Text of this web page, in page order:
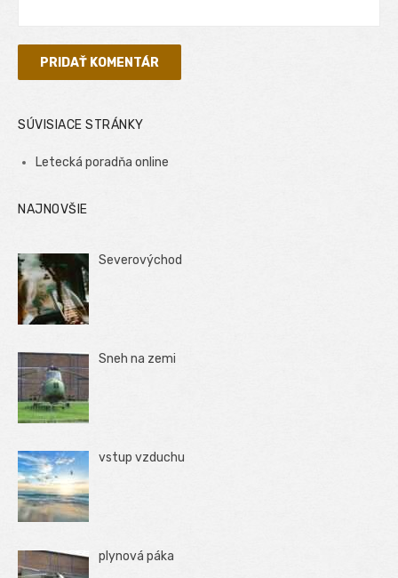
SÚVISIACE STRÁNKY
Letecká poradňa online
NAJNOVŠIE
Severovýchod
Sneh na zemi
vstup vzduchu
plynová páka